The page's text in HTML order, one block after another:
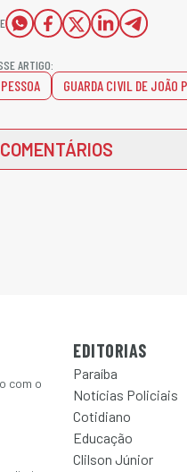
ARTIGO:
GUARDA CIVIL DE JOÃO
com o
EDITORIAS
Paraíba
Notícias Policiais
Cotidiano
Educação
Clilson Júnior